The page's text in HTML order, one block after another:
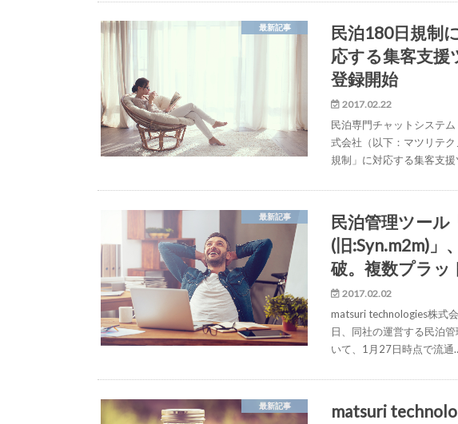
最新記事
民泊180日規制
応する集客支援
登録開始
2017.02.22
民泊専門チャットシステ
式会社（以下：マツリテ
規制」に対応する集客支
最新記事
民泊管理ツール
(旧:Syn.m2m)」
破。複数プラッ
2017.02.02
matsuri technologies株式
日、同社の運営する民泊
いて、1月27日時点で流通
最新記事
matsuri